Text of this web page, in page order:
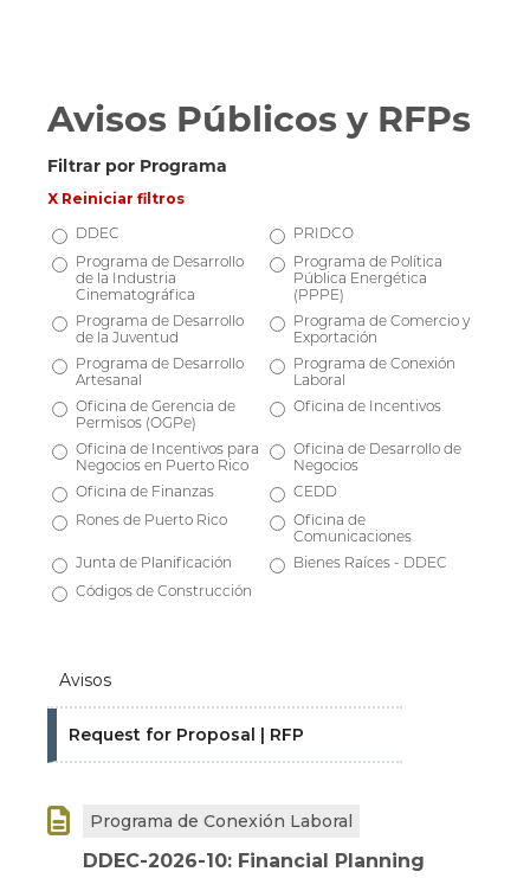
Avisos Públicos y RFPs
Filtrar por Programa
X Reiniciar filtros
DDEC
PRIDCO
Programa de Desarrollo
de la Industria
Cinematográfica
Programa de Política
Pública Energética
(PPPE)
Programa de Desarrollo
de la Juventud
Programa de Comercio y
Exportación
Programa de Desarrollo
Artesanal
Programa de Conexión
Laboral
Oficina de Gerencia de
Permisos (OGPe)
Oficina de Incentivos
Oficina de Incentivos para
Negocios en Puerto Rico
Oficina de Desarrollo de
Negocios
Oficina de Finanzas
CEDD
Rones de Puerto Rico
Oficina de
Comunicaciones
Junta de Planificación
Bienes Raíces - DDEC
Códigos de Construcción
Avisos
Request for Proposal | RFP
 Programa de Conexión Laboral
DDEC-2026-10: Financial Planning